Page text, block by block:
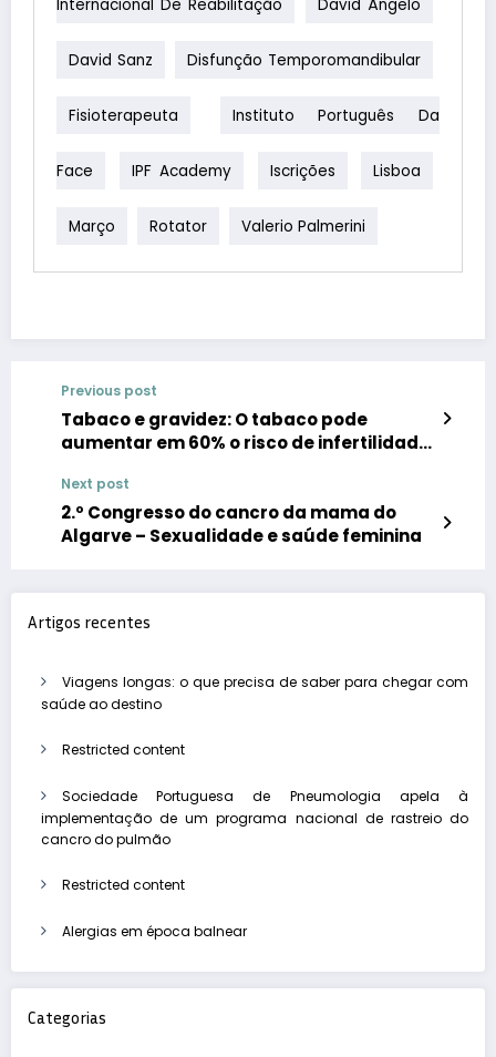
Internacional De Reabilitação David Ângelo
David Sanz Disfunção Temporomandibular
Fisioterapeuta Instituto Português Da
Face IPF Academy Iscrições Lisboa
Março Rotator Valerio Palmerini
Previous post
Tabaco e gravidez: O tabaco pode
aumentar em 60% o risco de infertilidade
Next post
2.º Congresso do cancro da mama do
Algarve – Sexualidade e saúde feminina
Artigos recentes
Viagens longas: o que precisa de saber para chegar com
saúde ao destino
Restricted content
Sociedade Portuguesa de Pneumologia apela à
implementação de um programa nacional de rastreio do
cancro do pulmão
Restricted content
Alergias em época balnear
Categorias